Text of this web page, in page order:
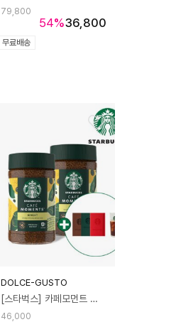
54%
79,800
36,800
무료배송
DOLCE-GUSTO
[스타벅스] 카페모먼트 브라이트 블론드 커피 병 (65g X 2개) + 스타벅스 아이스컵&노트 증정
46,000